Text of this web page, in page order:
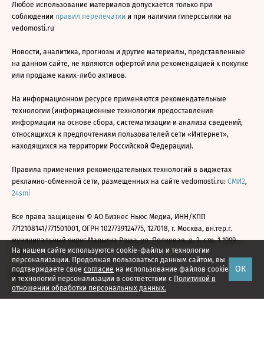
На нашем сайте используются cookie-файлы и технологии
персонализации. Продолжая пользоваться данным сайтом, вы
подтверждаете свое согласие на использование файлов cookie
и технологий персонализации в соответствии с Политикой в
отношении обработки персональных данных.
ОК
Любое использование материалов допускается только при
соблюдении правил перепечатки и при наличии гиперссылки на
vedomosti.ru
Новости, аналитика, прогнозы и другие материалы, представленные
на данном сайте, не являются офертой или рекомендацией к покупке
или продаже каких-либо активов.
На информационном ресурсе применяются рекомендательные
технологии (информационные технологии предоставления
информации на основе сбора, систематизации и анализа сведений,
относящихся к предпочтениям пользователей сети «Интернет»,
находящихся на территории Российской Федерации).
Правила применения рекомендательных технологий в виджетах
рекламно-обменной сети, размещенных на сайте vedomosti.ru: СМИ2,
24smi
Все права защищены © АО Бизнес Ньюс Медиа, ИНН/КПП
7712108141/771501001, ОГРН 1027739124775, 127018, г. Москва, вн.тер.г.
муниципальный округ Марьина Роща, ул. Полковая, д. 3, стр. 1 1999—
2026